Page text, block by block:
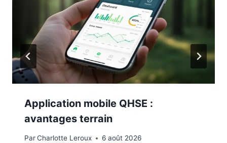
Application mobile QHSE :
avantages terrain
ParCharlotte Leroux 6 août 2026